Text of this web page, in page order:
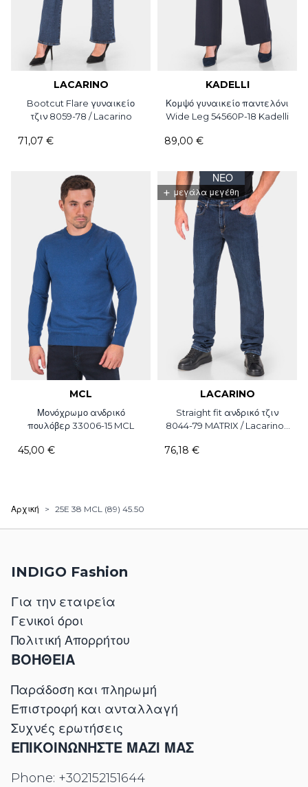
LACARINO
Bootcut Flare γυναικείο
τζιν 8059-78 / Lacarino
71,07 €
KADELLI
Κομψό γυναικείο παντελόνι
Wide Leg 54560P-18 Kadelli
89,00 €
MCL
Μονόχρωμο ανδρικό
πουλόβερ 33006-15 MCL
45,00 €
ΝΈΟ
+ μεγάλα μεγέθη
LACARINO
Straight fit ανδρικό τζιν
8044-79 MATRIX / Lacarino /
76,18 €
Αρχική > 25E 38 MCL (89) 45.50
INDIGO Fashion
Για την εταιρεία
Γενικοί όροι
Πολιτική Απορρήτου
ΒΟΗΘΕΙΑ
Παράδοση και πληρωμή
Επιστροφή και ανταλλαγή
Συχνές ερωτήσεις
ΕΠΙΚΟΙΝΩΝΉΣΤΕ ΜΑΖΊ ΜΑΣ
Phone: +302152151644